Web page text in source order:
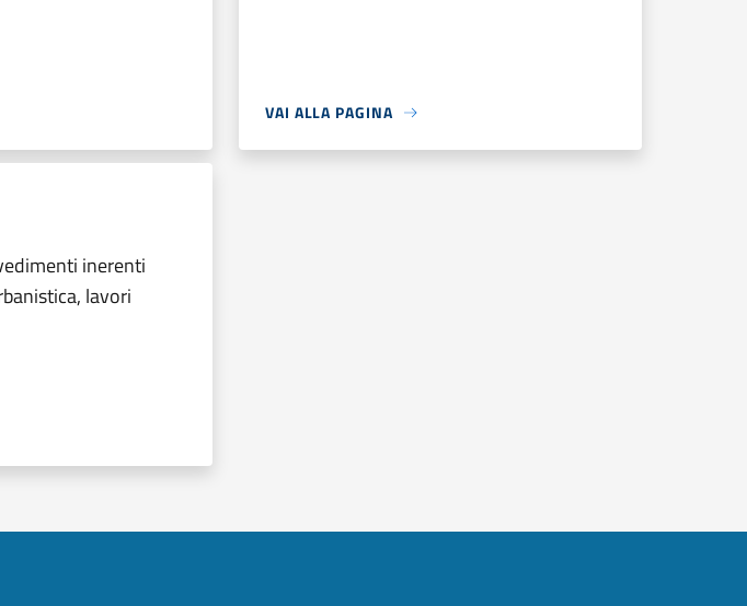
VAI ALLA PAGINA
inerenti
lavori